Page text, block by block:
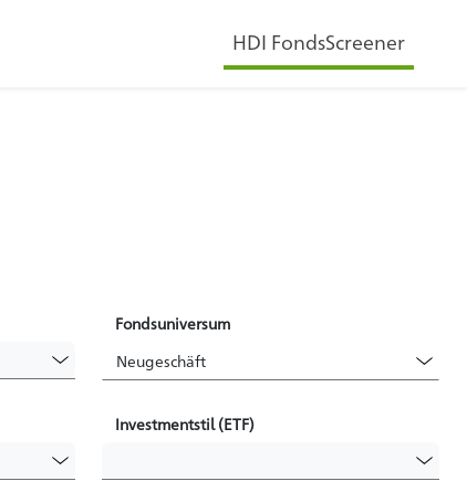
HDI FondsScreener
Fondsuniversum
Investmentstil (ETF)